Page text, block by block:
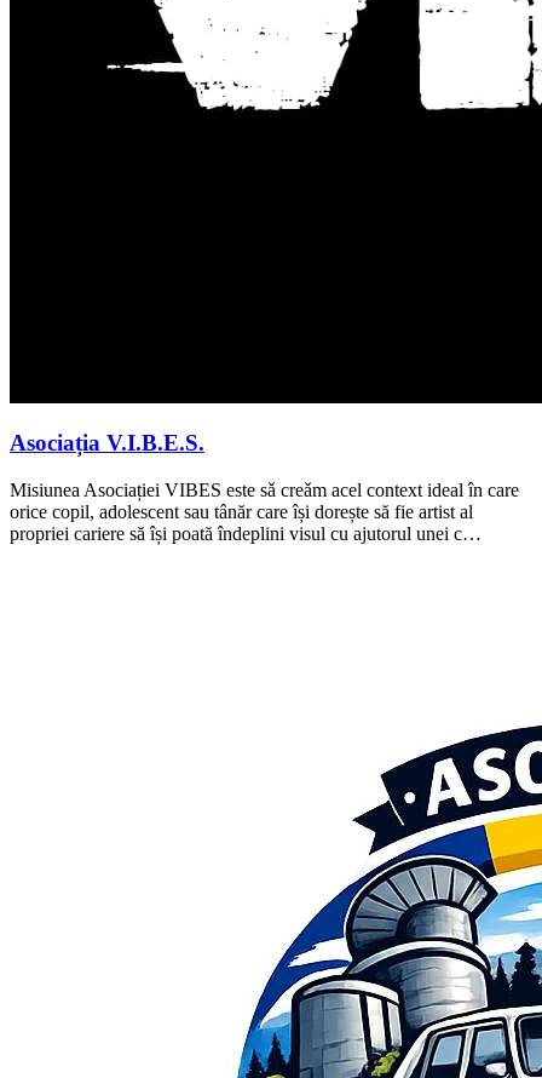
Asociația V.I.B.E.S.
Misiunea Asociației VIBES este sǎ creǎm acel context ideal în care
orice copil, adolescent sau tânăr care își dorește să fie artist al
propriei cariere să își poată îndeplini visul cu ajutorul unei c…